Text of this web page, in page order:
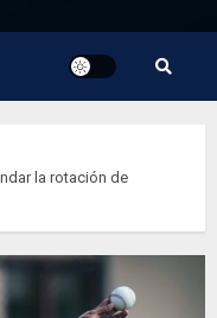
la rotación de